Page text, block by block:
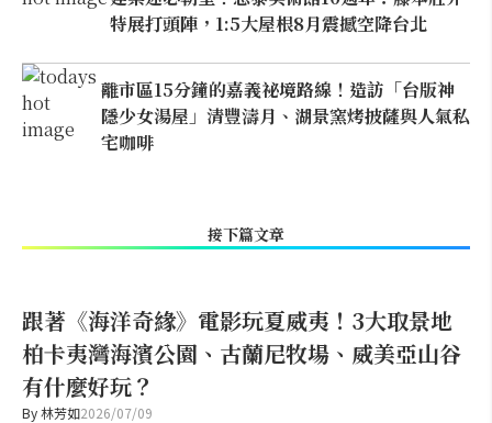
特展打頭陣，1:5大屋根8月震撼空降台北
離市區15分鐘的嘉義祕境路線！造訪「台版神
隱少女湯屋」清豐濤月、湖景窯烤披薩與人氣私
宅咖啡
接下篇文章
跟著《海洋奇緣》電影玩夏威夷！3大取景地
柏卡夷灣海濱公園、古蘭尼牧場、威美亞山谷
有什麼好玩？
By林芳如2026/07/09